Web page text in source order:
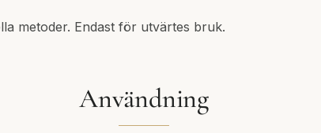
metoder. Endast för utvärtes bruk.
Användning